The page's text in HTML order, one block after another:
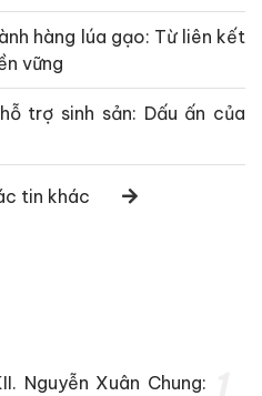
hàng lúa gạo: Từ liên kết
vững
trợ sinh sản: Dấu ấn của
tin khác
Nguyễn Xuân Chung: